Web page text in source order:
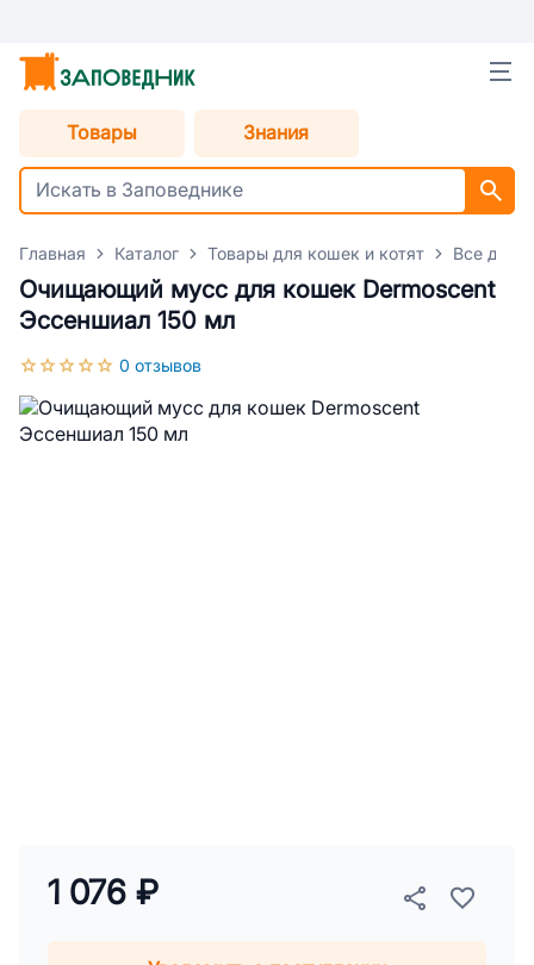
Товары Знания
Главная Каталог Товары для кошек и котят Все для
Очищающий мусс для кошек Dermoscent
Эссеншиал 150 мл
0 отзывов
1 076 ₽